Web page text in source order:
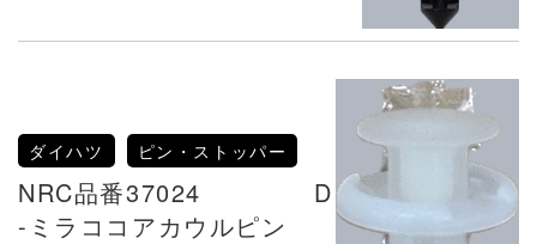
ダイハツ ピン・ストッパー
NRC品番37024 D
-ミラココアカウルピン